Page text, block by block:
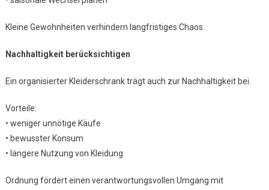
Kleine Gewohnheiten verhindern langfristiges Chaos.
Nachhaltigkeit berücksichtigen
Ein organisierter Kleiderschrank trägt auch zur Nachhaltigkeit bei.
Vorteile:
• weniger unnötige Käufe
• bewusster Konsum
• längere Nutzung von Kleidung
Ordnung fördert einen verantwortungsvollen Umgang mit